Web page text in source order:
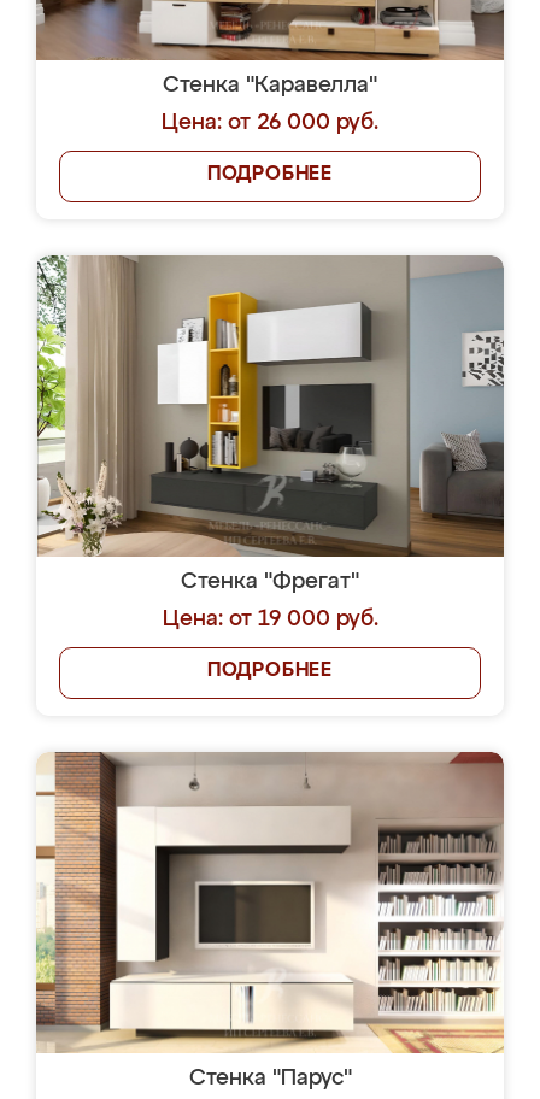
Стенка "Каравелла"
Цена: от 26 000 руб.
ПОДРОБНЕЕ
Стенка "Фрегат"
Цена: от 19 000 руб.
ПОДРОБНЕЕ
Стенка "Парус"